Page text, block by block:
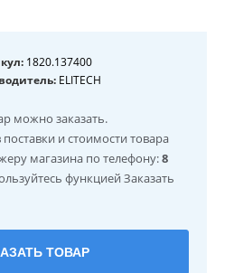
1820.137400
ELITECH
можно заказать.
и стоимости товара
магазина по телефону:8
функцией Заказать
ТОВАР